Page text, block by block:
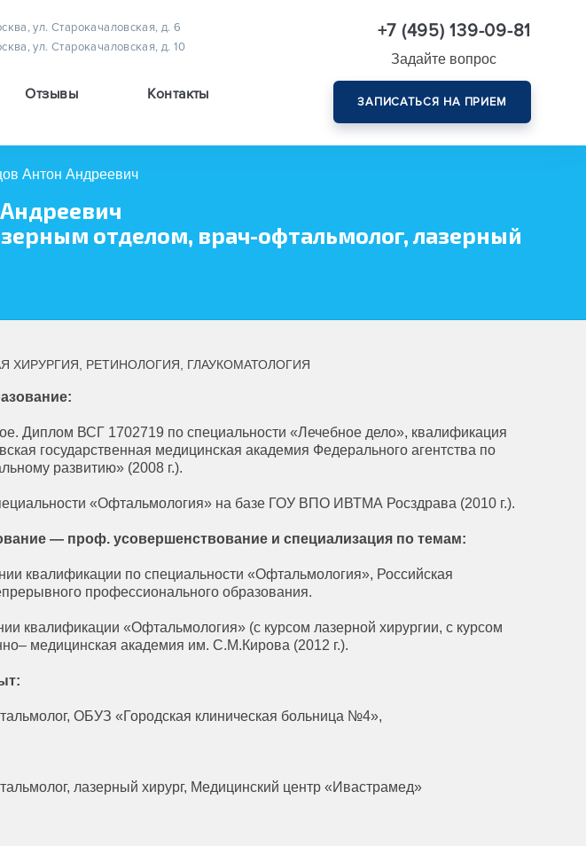
ул. Старокачаловская, д. 6
ул. Старокачаловская, д. 10
Отзывы Контакты
+7 (495) 139-09-81
Задайте вопрос
ЗАПИСАТЬСЯ НА ПРИЕМ
Антон Андреевич
отделом, врач-офтальмолог, лазерный
ХИРУРГИЯ, РЕТИНОЛОГИЯ, ГЛАУКОМАТОЛОГИЯ
Диплом ВСГ 1702719 по специальности «Лечебное дело», квалификация
государственная медицинская академия Федерального агентства по
развитию» (2008 г.).
«Офтальмология» на базе ГОУ ВПО ИВТМА Росздрава (2010 г.).
— проф. усовершенствование и специализация по темам:
квалификации по специальности «Офтальмология», Российская
профессионального образования.
квалификации «Офтальмология» (с курсом лазерной хирургии, с курсом
медицинская академия им. С.М.Кирова (2012 г.).
ОБУЗ «Городская клиническая больница №4»,
лазерный хирург, Медицинский центр «Ивастрамед»